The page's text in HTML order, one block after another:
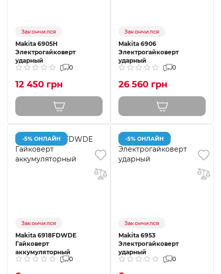
Закончился
Makita 6905H
Электрогайковерт
ударный
0
12 450 грн
Закончился
Makita 6906
Электрогайковерт
ударный
0
26 560 грн
-5% ОНЛАЙН
Закончился
Makita 6918FDWDE
Гайковерт
аккумуляторный
0
-5% ОНЛАЙН
Закончился
Makita 6953
Электрогайковерт
ударный
0